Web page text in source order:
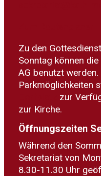
Zu den
Sonntag können
AG benutzt
Parkmöglichkeiten
zur
zur Kirche.
Öffnungszeiten
Während den
Sekretariat von
8.30-11.30 Uhr